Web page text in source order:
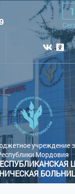
Черная схема
учреждение
Мордовия